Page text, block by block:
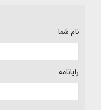
نام شما
رایانامه